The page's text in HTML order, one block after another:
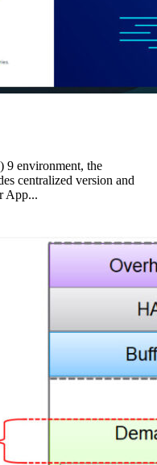
environment, the
centralized version and
App...